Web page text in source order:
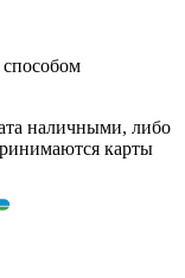
наличными, либо
карты